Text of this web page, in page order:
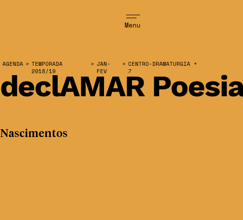
Menu
declAMAR
AGENDA > TEMPORADA
2018/19
> JAN-
FEV
> CENTRO-DRAMATURGIA +
7
Nascimentos